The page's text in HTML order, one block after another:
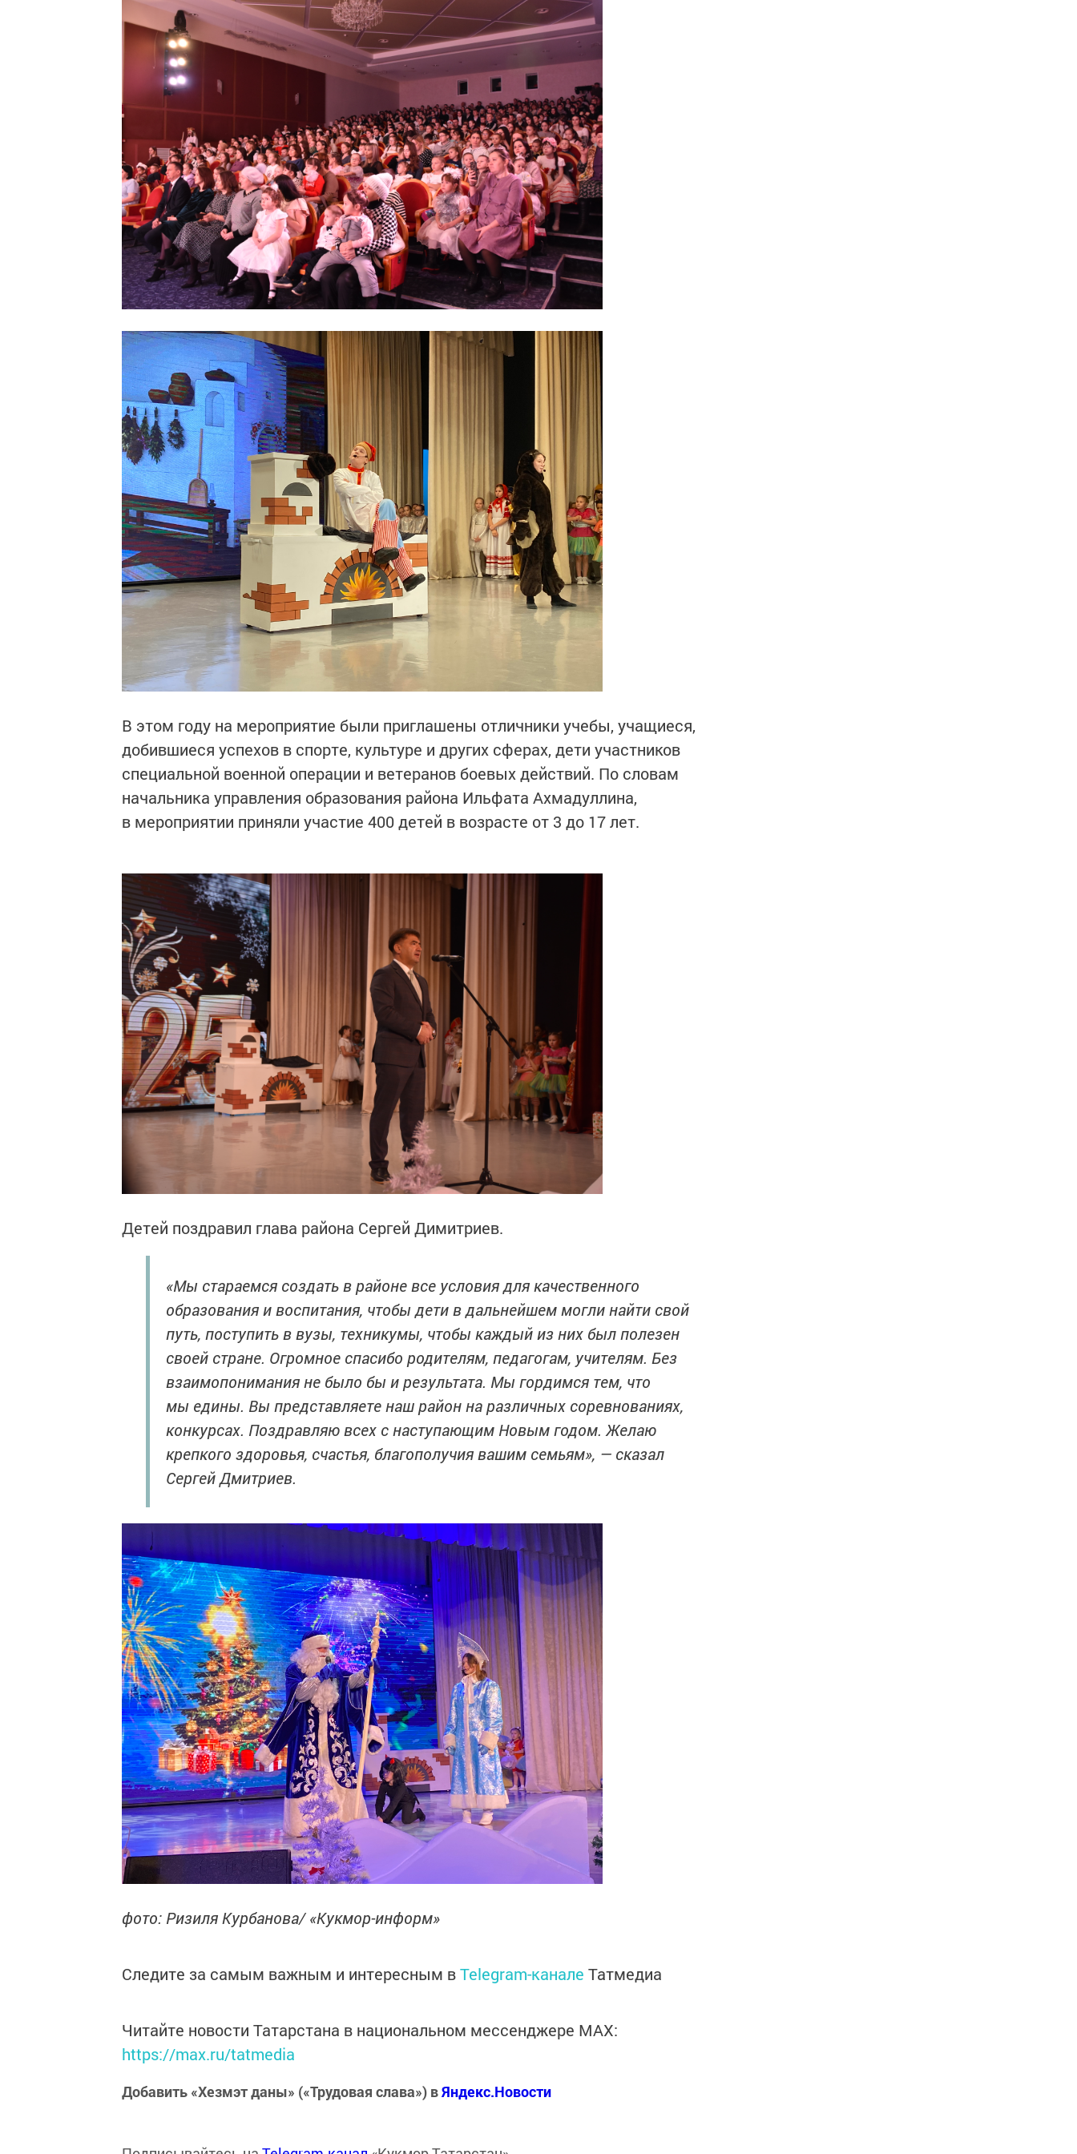
В этом году на мероприятие были приглашены отличники учебы, учащиеся,
добившиеся успехов в спорте, культуре и других сферах, дети участников
специальной военной операции и ветеранов боевых действий. По словам
начальника управления образования района Ильфата Ахмадуллина,
в мероприятии приняли участие 400 детей в возрасте от 3 до 17 лет.
Детей поздравил глава района Сергей Димитриев.
«Мы стараемся создать в районе все условия для качественного
образования и воспитания, чтобы дети в дальнейшем могли найти свой
путь, поступить в вузы, техникумы, чтобы каждый из них был полезен
своей стране. Огромное спасибо родителям, педагогам, учителям. Без
взаимопонимания не было бы и результата. Мы гордимся тем, что
мы едины. Вы представляете наш район на различных соревнованиях,
конкурсах. Поздравляю всех с наступающим Новым годом. Желаю
крепкого здоровья, счастья, благополучия вашим семьям», — сказал
Сергей Дмитриев.
фото: Ризиля Курбанова/ «Кукмор-информ»
Следите за самым важным и интересным вTelegram-канале Татмедиа
Читайте новости Татарстана в национальном мессенджере MАХ:
https://max.ru/tatmedia
Добавить «Хезмэт даны» («Трудовая слава») вЯндекс.Новости